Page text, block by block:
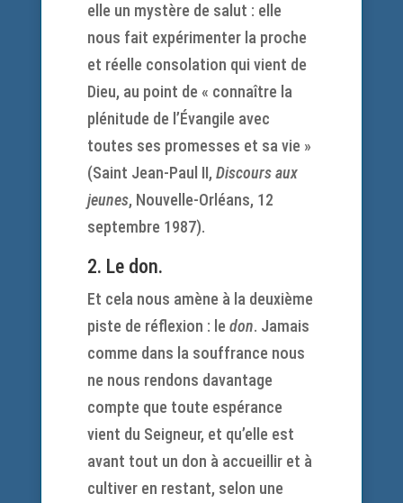
elle un mystère de salut : elle
nous fait expérimenter la proche
et réelle consolation qui vient de
Dieu, au point de « connaître la
plénitude de l’Évangile avec
toutes ses promesses et sa vie »
(Saint Jean-Paul II, Discours aux
jeunes, Nouvelle-Orléans, 12
septembre 1987).
2. Le don.
Et cela nous amène à la deuxième
piste de réflexion : le don. Jamais
comme dans la souffrance nous
ne nous rendons davantage
compte que toute espérance
vient du Seigneur, et qu’elle est
avant tout un don à accueillir et à
cultiver en restant, selon une